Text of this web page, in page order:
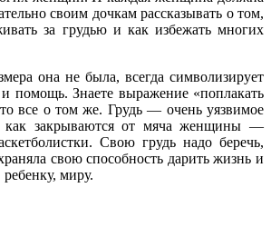
своим дочкам рассказывать о том,
за грудью и как избежать многих
она не была, всегда символизирует
помощь. Знаете выражение «поплакать
все о том же. Грудь — очень уязвимое
как закрываются от мяча женщины —
Свою грудь надо беречь,
свою способность дарить жизнь и
миру.